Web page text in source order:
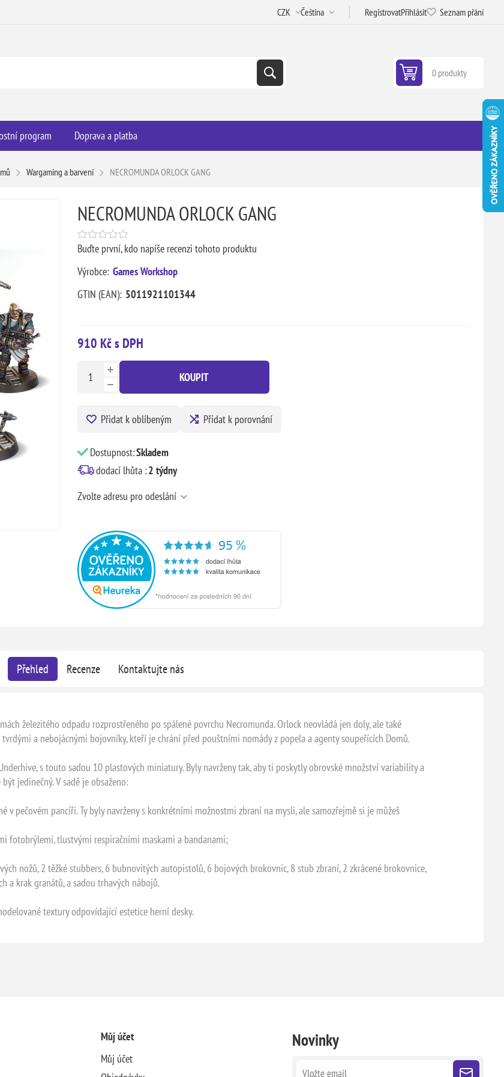
RegistrovatPřihlásit Seznam přání
0 produkty
program Doprava a platba
Wargaming a barvení NECROMUNDA ORLOCK GANG
NECROMUNDA ORLOCK GANG
Buďte první, kdo napíše recenzi tohoto produktu
Výrobce: Games Workshop
GTIN (EAN): 5011921101344
910 Kč s DPH
KOUPIT
Přidat k oblíbeným Přidat k porovnání
Dostupnost:Skladem
dodací lhůta :2 týdny
Zvolte adresu pro odeslání
Přehled Recenze Kontaktujte nás
železitého odpadu rozprostřeného po spálené povrchu Necromunda. Orlock neovládá jen doly, ale také
a nebojácnými bojovníky, kteří je chrání před pouštními nomády z popela a agenty soupeřících Domů.
s touto sadou 10 plastových miniatury. Byly navrženy tak, aby ti poskytly obrovské množství variability a
jedinečný. V sadě je obsaženo:
v pečovém pancíři. Ty byly navrženy s konkrétními možnostmi zbraní na mysli, ale samozřejmě si je můžeš
fotobrýlemi, tlustvými respiračními maskami a bandanami;
nožů, 2 těžké stubbers, 6 bubnovitých autopistolů, 6 bojových brokovnic, 8 stub zbraní, 2 zkrácené brokovnice,
a krak granátů, a sadou trhavých nábojů.
textury odpovídající estetice herní desky.
Můj účet
Můj účet
Novinky